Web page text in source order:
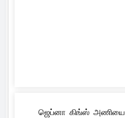
ஜெப்னா கிங்ஸ் அணியை